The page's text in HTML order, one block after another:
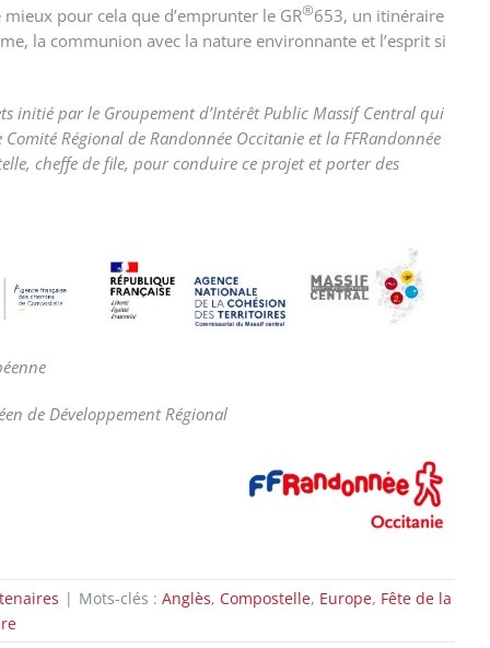
pour cela que d’emprunter le GR®653, un itinéraire
la communion avec la nature environnante et l’esprit si
initié par le Groupement d’Intérêt Public Massif Central qui
Régional de Randonnée Occitanie et la FFRandonnée
cheffe de file, pour conduire ce projet et porter des
de Développement Régional
| Mots-clés : Anglès, Compostelle, Europe, Fête de la